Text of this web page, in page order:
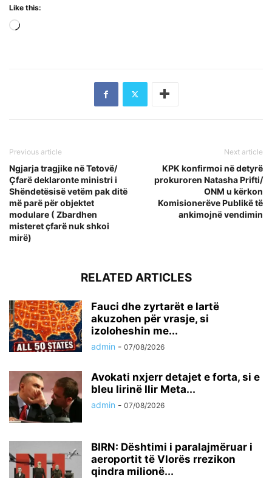
Like this:
Previous article
Ngjarja tragjike në Tetovë/
Çfarë deklaronte ministri i
Shëndetësisë vetëm pak ditë
më parë për objektet
modulare ( Zbardhen
misteret çfarë nuk shkoi
mirë)
Next article
KPK konfirmoi në detyrë
prokuroren Natasha Prifti/
ONM u kërkon
Komisionerëve Publikë të
ankimojnë vendimin
RELATED ARTICLES
Fauci dhe zyrtarët e lartë
akuzohen për vrasje, si
izoloheshin me...
admin - 07/08/2026
Avokati nxjerr detajet e forta, si e
bleu lirinë Ilir Meta...
admin - 07/08/2026
BIRN: Dështimi i paralajmëruar i
aeroportit të Vlorës rrezikon
qindra milionë...